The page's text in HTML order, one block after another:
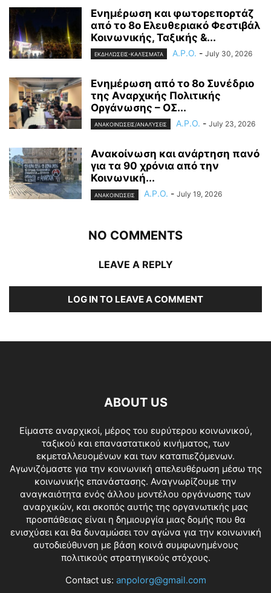
Ενημέρωση και φωτορεπορτάζ
από το 8ο Ελευθεριακό Φεστιβάλ
Κοινωνικής, Ταξικής &...
ΕΚΔΗΛΏΣΕΙΣ-ΚΑΛΈΣΜΑΤΑ A.P.O. - July 30, 2026
Ενημέρωση από το 8ο Συνέδριο
της Αναρχικής Πολιτικής
Οργάνωσης – ΟΣ...
ΑΝΑΚΟΙΝΏΣΕΙΣ/ΑΝΑΛΎΣΕΙΣ A.P.O. - July 23, 2026
Ανακοίνωση και ανάρτηση πανό
για τα 90 χρόνια από την
Κοινωνική...
ΑΝΑΚΟΙΝΏΣΕΙΣ A.P.O. - July 19, 2026
NO COMMENTS
LEAVE A REPLY
LOG IN TO LEAVE A COMMENT
ABOUT US
Είμαστε αναρχικοί, μέρος του ευρύτερου κοινωνικού,
ταξικού και επαναστατικού κινήματος, των
εκμεταλλευομένων και των καταπιεζόμενων.
Αγωνιζόμαστε για την κοινωνική απελευθέρωση μέσω της
κοινωνικής επανάστασης. Αναγνωρίζουμε την
αναγκαιότητα ενός άλλου μοντέλου οργάνωσης των
αναρχικών, και σκοπός αυτής της οργανωτικής μας
προσπάθειας είναι η δημιουργία μιας δομής που θα
ενισχύσει και θα δυναμώσει τον αγώνα για την κοινωνική
αυτοδιεύθυνση με βάση κοινά συμφωνημένους
πολιτικούς στρατηγικούς στόχους.
Contact us: anpolorg@gmail.com